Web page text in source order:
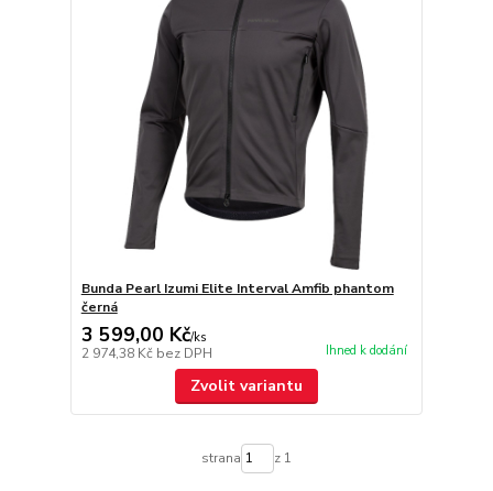
Bunda Pearl Izumi Elite Interval Amfib phantom
černá
3 599,00 Kč/ks
2 974,38 Kč bez DPH Ihned k dodání
Zvolit variantu
strana z 1